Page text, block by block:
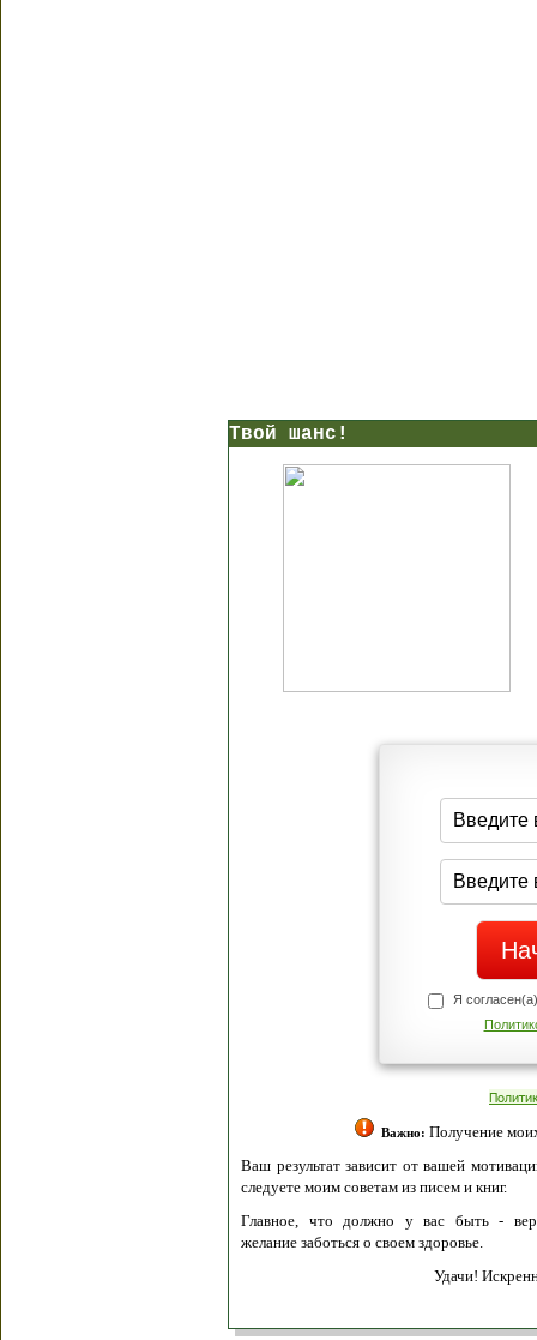
Твой шанс!
Я
Важно: Получение
Ваш результат зависит от вашей
следуете моим советам из писем и книг.
Главное, что должно у вас быть -
желание заботься о своем здоровье.
Удачи!